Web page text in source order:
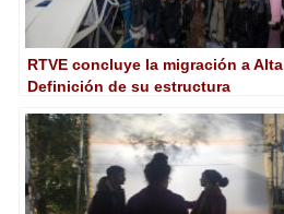
RTVE concluye la migración a Alta
Definición de su estructura